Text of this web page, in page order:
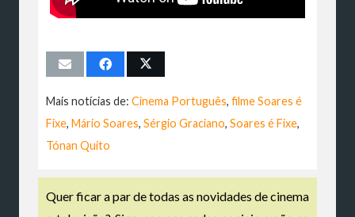
Mais notícias de: Cinema Português, filme Soares é
Fixe, Mário Soares, Sérgio Graciano, Soares é Fixe,
Tónan Quito
Quer ficar a par de todas as novidades de cinema